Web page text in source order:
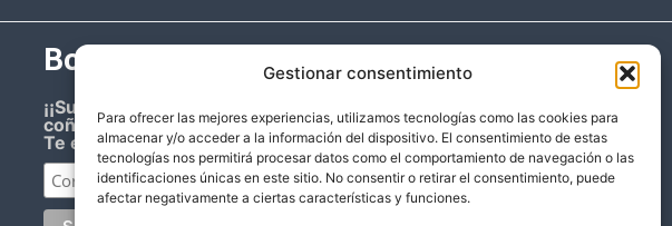
Gestionar consentimiento
Para ofrecer las mejores experiencias, utilizamos tecnologías como las cookies para
almacenar y/o acceder a la información del dispositivo. El consentimiento de estas
tecnologías nos permitirá procesar datos como el comportamiento de navegación o las
identificaciones únicas en este sitio. No consentir o retirar el consentimiento, puede
afectar negativamente a ciertas características y funciones.
Boletín de noticias
¡¡Suscríbete y prometemos no dar mucho el
coñazo.!!
Te enviaremos sólo cosas importantes.